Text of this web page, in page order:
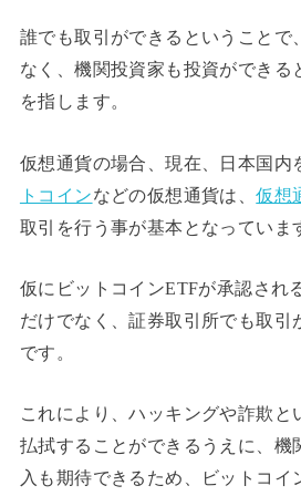
誰でも取引ができるということで
なく、機関投資家も投資ができる
を指します。
仮想通貨の場合、現在、日本国内
トコインなどの仮想通貨は、仮想
取引を行う事が基本となっていま
仮にビットコインETFが承認され
だけでなく、証券取引所でも取引
です。
これにより、ハッキングや詐欺と
払拭することができるうえに、機
入も期待できるため、ビットコイ